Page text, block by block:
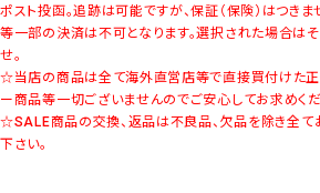
ポスト投函。追跡は可能ですが、保証（保険）はつき
等一部の決済は不可となります。選択された場合は
せ。
☆当店の商品は全て海外直営店等で直接買付けた正
ー商品等一切ございませんのでご安心してお求めくだ
☆SALE商品の交換、返品は不良品、欠品を除き全て
下さい。